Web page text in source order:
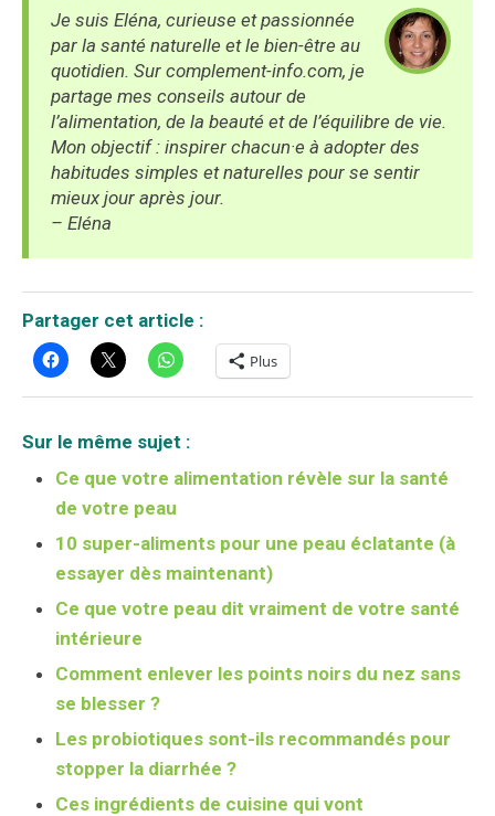
Je suis Eléna, curieuse et passionnée
par la santé naturelle et le bien-être au
quotidien. Sur complement-info.com, je
partage mes conseils autour de
l’alimentation, de la beauté et de l’équilibre de vie.
Mon objectif : inspirer chacun·e à adopter des
habitudes simples et naturelles pour se sentir
mieux jour après jour.
– Eléna
Partager cet article :
Plus
Sur le même sujet :
Ce que votre alimentation révèle sur la santé
de votre peau
10 super-aliments pour une peau éclatante (à
essayer dès maintenant)
Ce que votre peau dit vraiment de votre santé
intérieure
Comment enlever les points noirs du nez sans
se blesser ?
Les probiotiques sont-ils recommandés pour
stopper la diarrhée ?
Ces ingrédients de cuisine qui vont